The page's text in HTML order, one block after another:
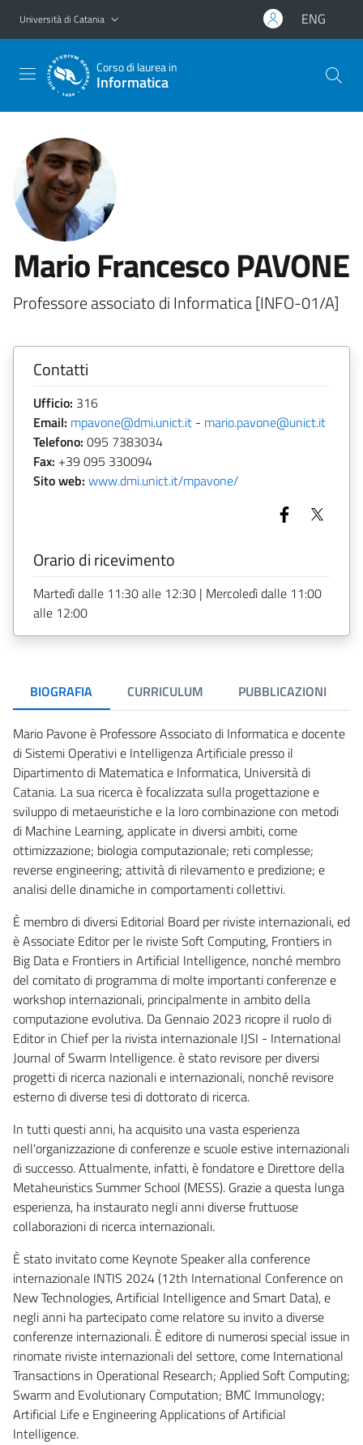
Vai al contenuto principale
Vai al menu di navigazione
Università di Catania ENG
Corso di laurea in
Informatica
Mario Francesco PAVONE
Professore associato di Informatica [INFO-01/A]
Contatti
Ufficio: 316
Email: mpavone@dmi.unict.it - mario.pavone@unict.it
Telefono: 095 7383034
Fax: +39 095 330094
Sito web: www.dmi.unict.it/mpavone/
Orario di ricevimento
Martedì dalle 11:30 alle 12:30 | Mercoledì dalle 11:00
alle 12:00
BIOGRAFIA CURRICULUM PUBBLICAZIONI
Mario Pavone è Professore Associato di Informatica e docente
di Sistemi Operativi e Intelligenza Artificiale presso il
Dipartimento di Matematica e Informatica, Università di
Catania. La sua ricerca è focalizzata sulla progettazione e
sviluppo di metaeuristiche e la loro combinazione con metodi
di Machine Learning, applicate in diversi ambiti, come
ottimizzazione; biologia computazionale; reti complesse;
reverse engineering; attività di rilevamento e predizione; e
analisi delle dinamiche in comportamenti collettivi.
È membro di diversi Editorial Board per riviste internazionali, ed
è Associate Editor per le riviste Soft Computing, Frontiers in
Big Data e Frontiers in Artificial Intelligence, nonché membro
del comitato di programma di molte importanti conferenze e
workshop internazionali, principalmente in ambito della
computazione evolutiva. Da Gennaio 2023 ricopre il ruolo di
Editor in Chief per la rivista internazionale IJSI - International
Journal of Swarm Intelligence. è stato revisore per diversi
progetti di ricerca nazionali e internazionali, nonché revisore
esterno di diverse tesi di dottorato di ricerca.
In tutti questi anni, ha acquisito una vasta esperienza
nell'organizzazione di conferenze e scuole estive internazionali
di successo. Attualmente, infatti, è fondatore e Direttore della
Metaheuristics Summer School (MESS). Grazie a questa lunga
esperienza, ha instaurato negli anni diverse fruttuose
collaborazioni di ricerca internazionali.
È stato invitato come Keynote Speaker alla conference
internazionale INTIS 2024 (12th International Conference on
New Technologies, Artificial Intelligence and Smart Data), e
negli anni ha partecipato come relatore su invito a diverse
conferenze internazionali. È editore di numerosi special issue in
rinomate riviste internazionali del settore, come International
Transactions in Operational Research; Applied Soft Computing;
Swarm and Evolutionary Computation; BMC Immunology;
Artificial Life e Engineering Applications of Artificial
Intelligence.